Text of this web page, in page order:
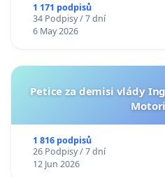
1 171 podpisů
34 Podpisy / 7 dní
6 May 2026
Petice za demisi vlády
1 816 podpisů
26 Podpisy / 7 dní
12 Jun 2026